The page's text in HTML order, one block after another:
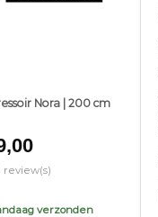
Nora | 200 cm
Current
price
is:
€719,00.
review(s)
verzonden